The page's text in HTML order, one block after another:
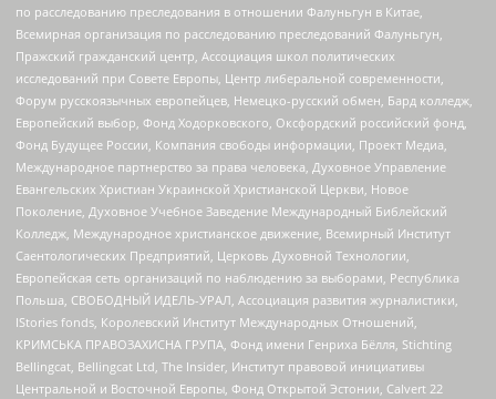
по расследованию преследования в отношении Фалуньгун в Китае,
Всемирная организация по расследованию преследований Фалуньгун,
Пражский гражданский центр, Ассоциация школ политических
исследований при Совете Европы, Центр либеральной современности,
Форум русскоязычных европейцев, Немецко-русский обмен, Бард колледж,
Европейский выбор, Фонд Ходорковского, Оксфордский российский фонд,
Фонд Будущее России, Компания свободы информации, Проект Медиа,
Международное партнерство за права человека, Духовное Управление
Евангельских Христиан Украинской Христианской Церкви, Новое
Поколение, Духовное Учебное Заведение Международный Библейский
Колледж, Международное христианское движение, Всемирный Институт
Саентологических Предприятий, Церковь Духовной Технологии,
Европейская сеть организаций по наблюдению за выборами, Республика
Польша, СВОБОДНЫЙ ИДЕЛЬ-УРАЛ, Ассоциация развития журналистики,
IStories fonds, Королевский Институт Международных Отношений,
КРИМСЬКА ПРАВОЗАХИСНА ГРУПА, Фонд имени Генриха Бёлля, Stichting
Bellingcat, Bellingcat Ltd, The Insider, Институт правовой инициативы
Центральной и Восточной Европы, Фонд Открытой Эстонии, Calvert 22